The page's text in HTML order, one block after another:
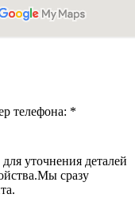
телефона: *
уточнения деталей
Мы сразу